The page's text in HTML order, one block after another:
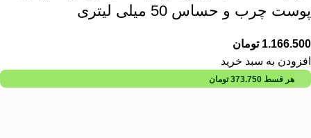
پوست چرب و حساس 50 میلی لیتری
1.166.500 تومان
افزودن به سبد خرید
هر قسط 373.750 تومان